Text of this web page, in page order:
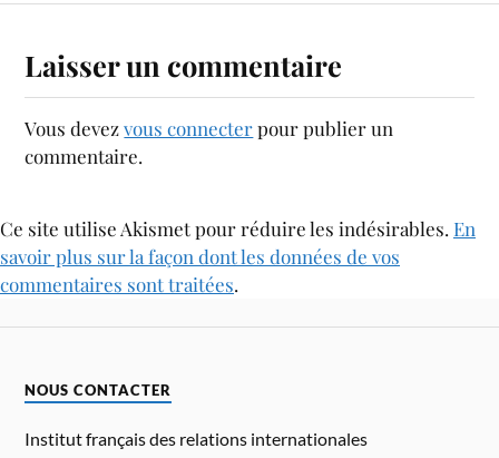
Laisser un commentaire
Vous devezvous connecterpour publier un
commentaire.
Ce site utilise Akismet pour réduire les indésirables. En
savoir plus sur la façon dont les données de vos
commentaires sont traitées.
NOUS CONTACTER
Institut français des relations internationales